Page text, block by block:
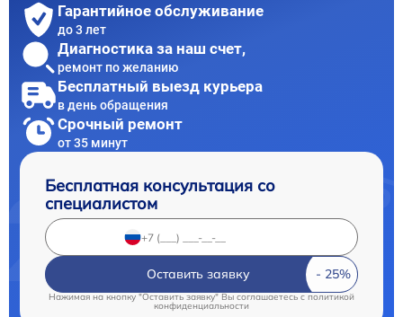
Гарантийное обслуживание
до 3 лет
Диагностика за наш счет,
ремонт по желанию
Бесплатный выезд курьера
в день обращения
Срочный ремонт
от 35 минут
Бесплатная консультация со
специалистом
Оставить заявку
Нажимая на кнопку "Оставить заявку" Вы соглашаетесь c политикой
конфиденциальности